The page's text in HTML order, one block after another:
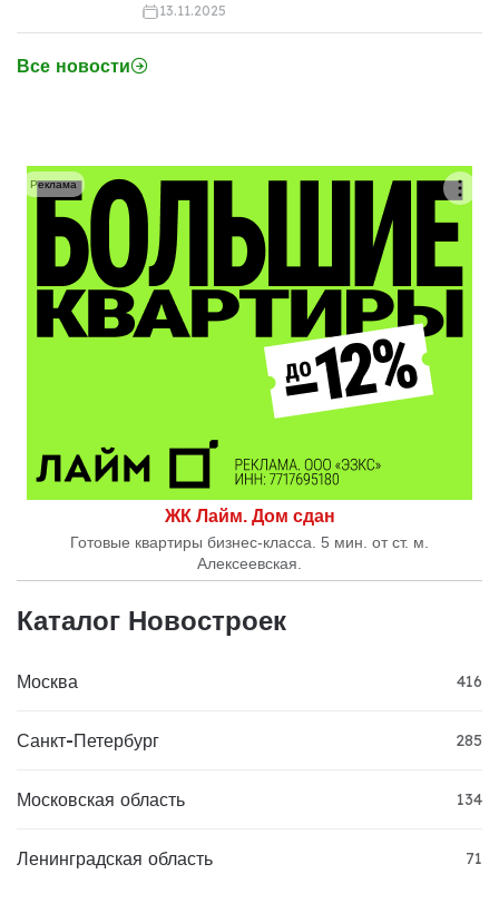
13.11.2025
Все новости
ЖК Лайм. Дом сдан
Готовые квартиры бизнес-класса. 5 мин. от ст. м.
Алексеевская.
Реклама
Каталог Новостроек
Москва 416
Санкт-Петербург 285
Московская область 134
Ленинградская область 71